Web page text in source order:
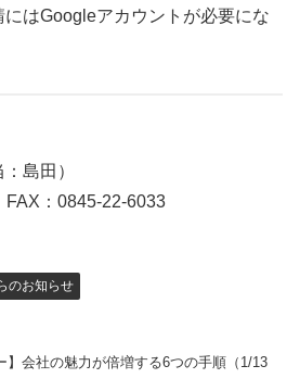
はGoogleアカウントが必要にな
島田）
：0845-22-6033
のお知らせ
】会社の魅力が倍増する6つの手順（1/13